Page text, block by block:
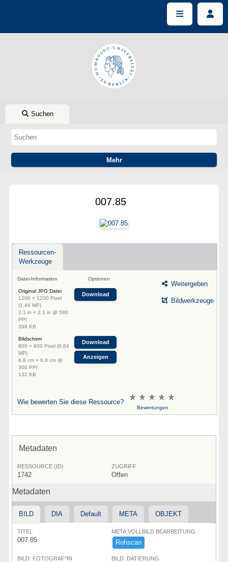
Suchen
007.85
Ressourcen-
Werkzeuge
Datei-Information Optionen
Original JPG Datei
1200 × 1200 Pixel
(1.44 MP)
2.1 in × 2.1 in @ 580
PPI
398 KB
Download
Bildschirm
800 × 800 Pixel (0.64
MP)
6.8 cm × 6.8 cm @
300 PPI
132 KB
Download
Anzeigen
Weitergeben
Bildwerkzeuge
Wie bewerten Sie diese Ressource?
Bewertungen
Metadaten
RESSOURCE (ID)
1742
ZUGRIFF
Offen
Metadaten
BILD DIA Default META OBJEKT
TITEL
007.85
META:VOLLBILD BEARBEITUNG
Rohscan
BILD: FOTOGRAF*IN BILD: DATIERUNG